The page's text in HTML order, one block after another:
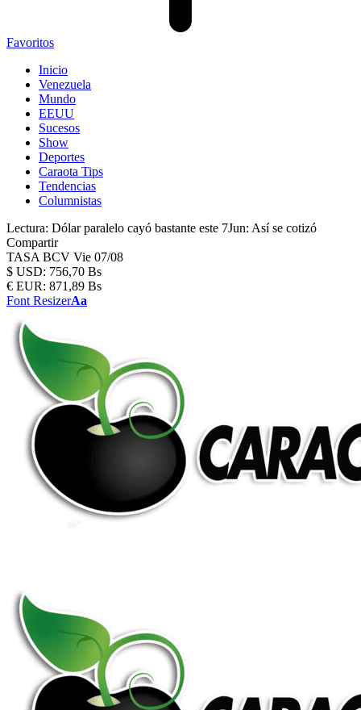
Favoritos
Inicio
Venezuela
Mundo
EEUU
Sucesos
Show
Deportes
Caraota Tips
Tendencias
Columnistas
Lectura: Dólar paralelo cayó bastante este 7Jun: Así se cotizó
Compartir
TASA BCV Vie 07/08
$ USD: 756,70 Bs
€ EUR: 871,89 Bs
Font ResizerAa